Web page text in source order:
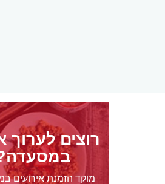
רוצים לערוך
מוקד הזמנת אירועים